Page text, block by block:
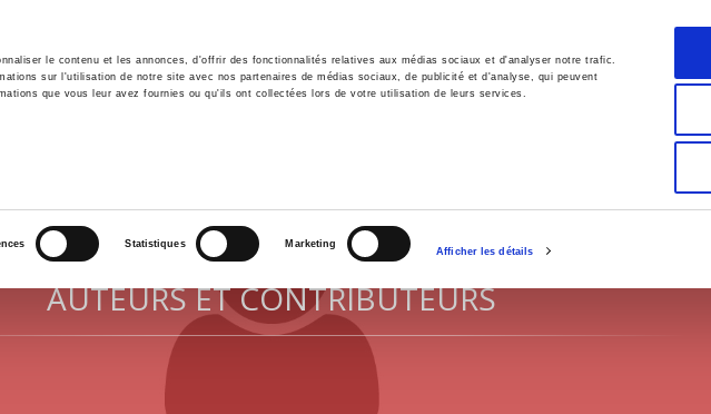
le contenu et les annonces, d'offrir des fonctionnalités relatives aux médias sociaux et d'analyser notre trafic.
sur l'utilisation de notre site avec nos partenaires de médias sociaux, de publicité et d'analyse, qui peuvent
que vous leur avez fournies ou qu'ils ont collectées lors de votre utilisation de leurs services.
Statistiques Marketing
Afficher les détails
Français
Environnement Histoire International
AUTEURS ET CONTRIBUTEURS